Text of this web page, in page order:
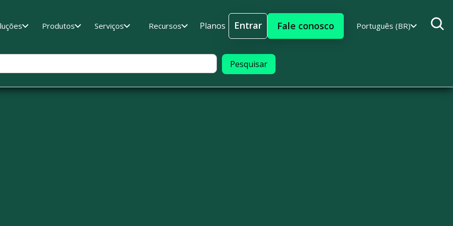
Produtos Serviços Recursos Planos
Entrar
Entrar
Fale conosco Português (BR)